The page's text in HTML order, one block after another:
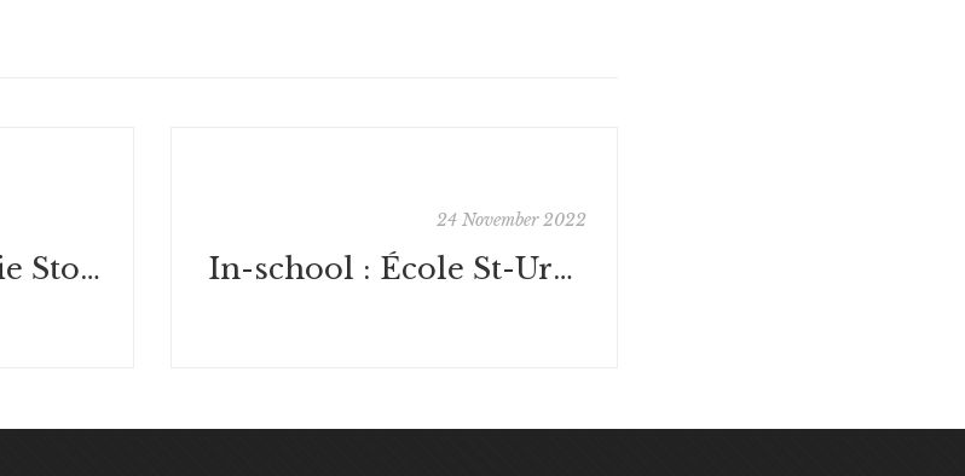
Dédicace : Librairie Storyboard – France
24 November 2022
In-school : École St-Ursule - Paris